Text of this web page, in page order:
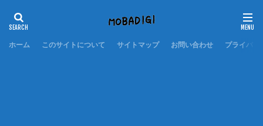
ホーム このサイトについて サイトマップ お問い合わせ プライバシ